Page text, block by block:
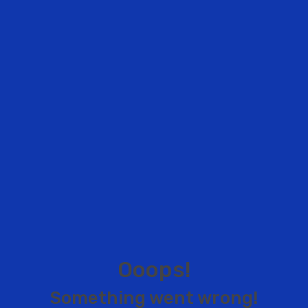
Ooops!
Something went wrong!